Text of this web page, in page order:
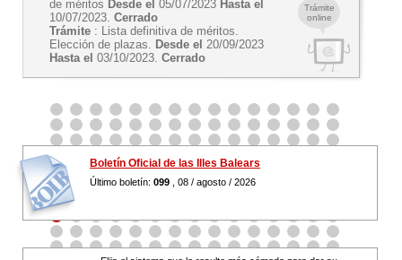
Trámite
online
de méritos Desde el 05/07/2023 Hasta el
10/07/2023. Cerrado
Trámite : Lista definitiva de méritos.
Elección de plazas. Desde el 20/09/2023
Hasta el 03/10/2023. Cerrado
Boletín Oficial de las Illes Balears
Último boletín: 099 , 08 / agosto / 2026